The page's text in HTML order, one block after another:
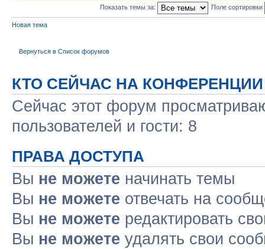
Показать темы за: Поле сортировки
Новая тема
Вернуться в Список форумов
КТО СЕЙЧАС НА КОНФЕРЕНЦИИ
Сейчас этот форум
пользователей и гости: 8
ПРАВА ДОСТУПА
Вы не можете начинать темы
Вы не можете отвечать на
Вы не можете редактировать
Вы не можете удалять свои